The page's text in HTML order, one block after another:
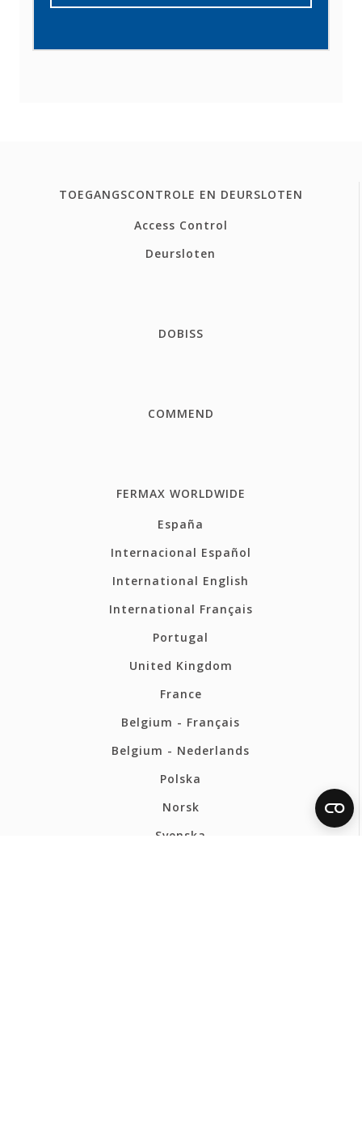
TOEGANGSCONTROLE EN DEURSLOTEN
Access Control
Deursloten
DOBISS
COMMEND
FERMAX WORLDWIDE
España
Internacional Español
International English
International Français
Portugal
United Kingdom
France
Belgium - Français
Belgium - Nederlands
Polska
Norsk
Svenska